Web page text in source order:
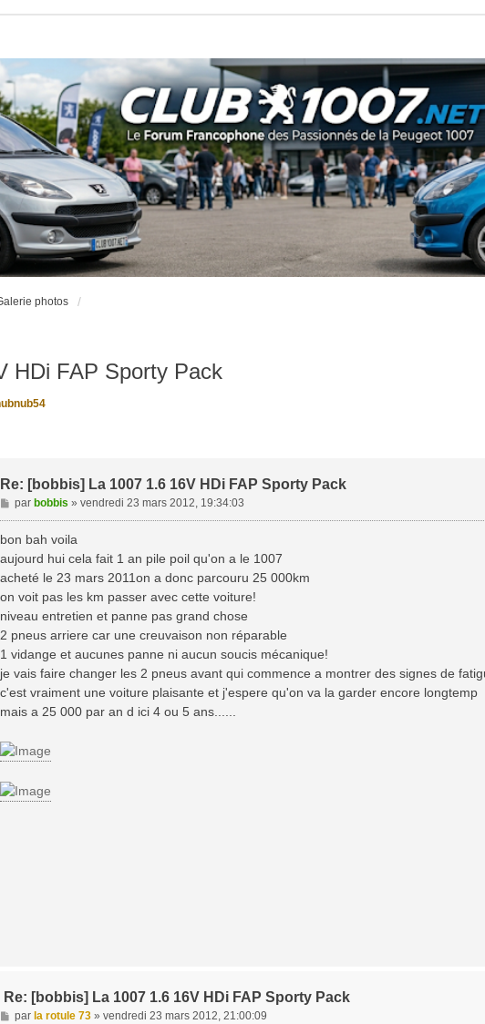
photos
HDi FAP Sporty Pack
Re: [bobbis] La 1007 1.6 16V HDi FAP Sporty Pack
M
e
s
s
a
g
e
par bobbis » vendredi 23 mars 2012, 19:34:03
bon bah voila
aujourd hui cela fait 1 an pile poil qu'on a le 1007
acheté le 23 mars 2011on a donc parcouru 25 000km
on voit pas les km passer avec cette voiture!
niveau entretien et panne pas grand chose
2 pneus arriere car une creuvaison non réparable
1 vidange et aucunes panne ni aucun soucis mécanique!
je vais faire changer les 2 pneus avant qui commence a montrer des signes de
c'est vraiment une voiture plaisante et j'espere qu'on va la garder encore longtemp
mais a 25 000 par an d ici 4 ou 5 ans......
Re: [bobbis] La 1007 1.6 16V HDi FAP Sporty Pack
M
par la rotule 73» vendredi 23 mars 2012, 21:00:09